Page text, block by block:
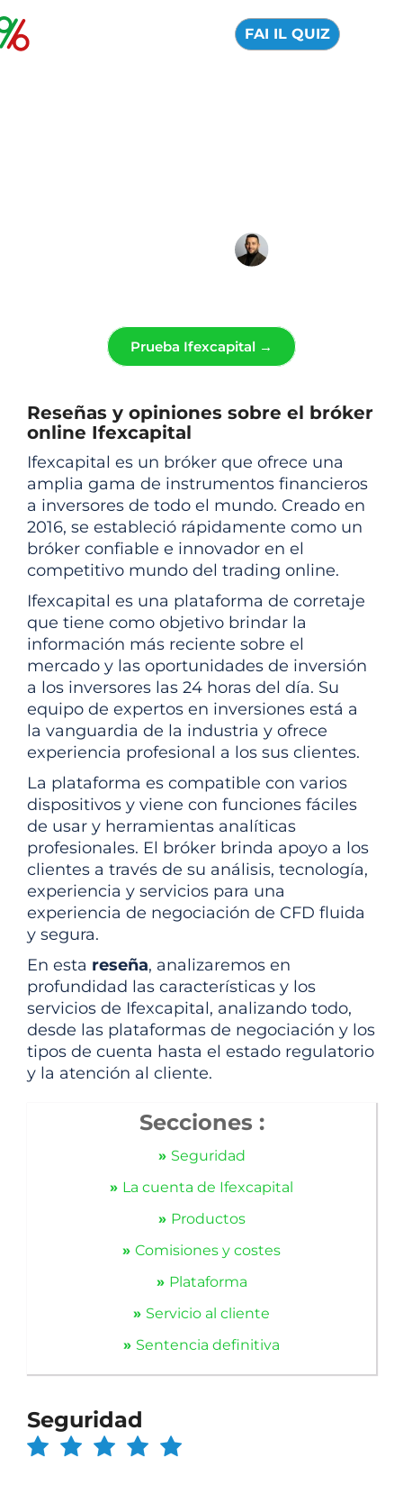
FAI IL QUIZ
Prueba Ifexcapital →
Reseñas y opiniones sobre el bróker
online Ifexcapital
Ifexcapital es un bróker que ofrece una
amplia gama de instrumentos financieros
a inversores de todo el mundo. Creado en
2016, se estableció rápidamente como un
bróker confiable e innovador en el
competitivo mundo del trading online.
Ifexcapital es una plataforma de corretaje
que tiene como objetivo brindar la
información más reciente sobre el
mercado y las oportunidades de inversión
a los inversores las 24 horas del día. Su
equipo de expertos en inversiones está a
la vanguardia de la industria y ofrece
experiencia profesional a los sus clientes.
La plataforma es compatible con varios
dispositivos y viene con funciones fáciles
de usar y herramientas analíticas
profesionales. El bróker brinda apoyo a los
clientes a través de su análisis, tecnología,
experiencia y servicios para una
experiencia de negociación de CFD fluida
y segura.
En esta reseña, analizaremos en
profundidad las características y los
servicios de Ifexcapital, analizando todo,
desde las plataformas de negociación y los
tipos de cuenta hasta el estado regulatorio
y la atención al cliente.
Secciones :
» Seguridad
» La cuenta de Ifexcapital
» Productos
» Comisiones y costes
» Plataforma
» Servicio al cliente
» Sentencia definitiva
Seguridad